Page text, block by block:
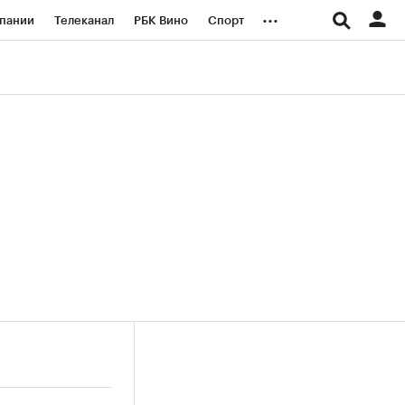
Телеканал РБК Вино Спорт ...